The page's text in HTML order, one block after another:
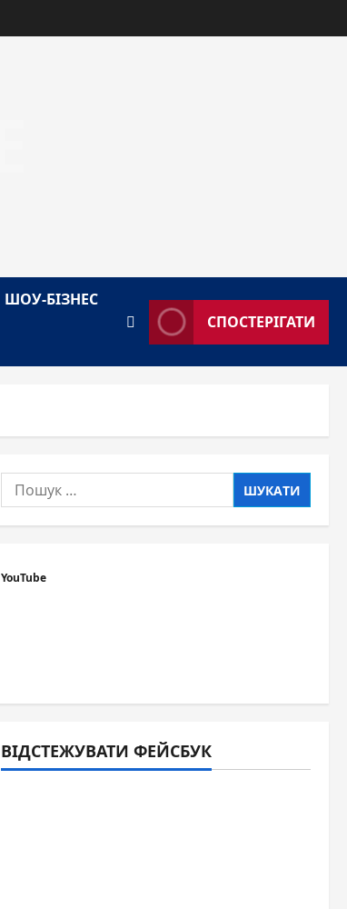
ШОУ-БІЗНЕС
СПОСТЕРІГАТИ
Пошук:
YouTube
ВІДСТЕЖУВАТИ ФЕЙСБУК